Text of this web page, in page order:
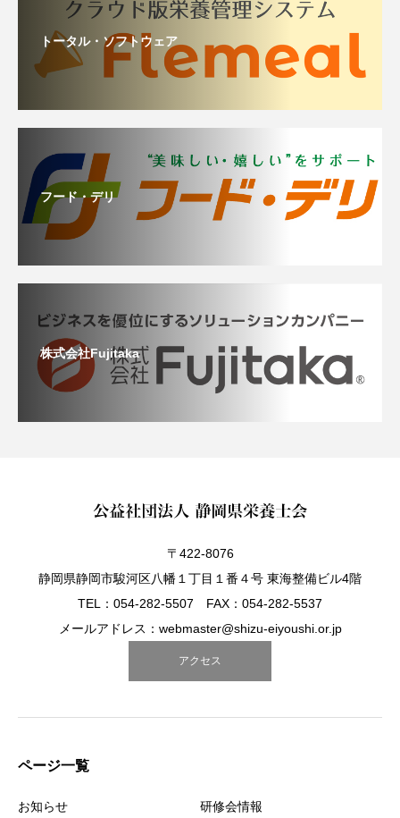
トータル・ソフトウェア
フード・デリ
株式会社Fujitaka
〒422-8076
静岡県静岡市駿河区八幡１丁目１番４号 東海整備ビル4階
TEL：054-282-5507 FAX：054-282-5537
メールアドレス：webmaster@shizu-eiyoushi.or.jp
アクセス
ページ一覧
お知らせ 研修会情報